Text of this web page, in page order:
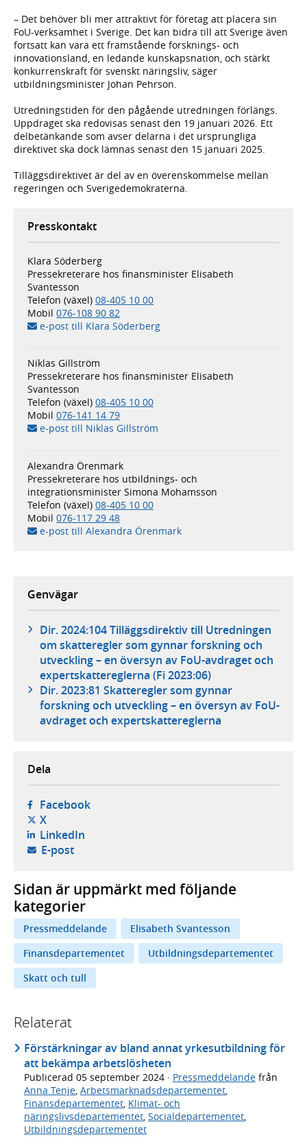
– Det behöver bli mer attraktivt för företag att placera sin
FoU-verksamhet i Sverige. Det kan bidra till att Sverige även
fortsatt kan vara ett framstående forsknings- och
innovationsland, en ledande kunskapsnation, och stärkt
konkurrenskraft för svenskt näringsliv, säger
utbildningsminister Johan Pehrson.
Utredningstiden för den pågående utredningen förlängs.
Uppdraget ska redovisas senast den 19 januari 2026. Ett
delbetänkande som avser delarna i det ursprungliga
direktivet ska dock lämnas senast den 15 januari 2025.
Tilläggsdirektivet är del av en överenskommelse mellan
regeringen och Sverigedemokraterna.
Presskontakt
Klara Söderberg
Pressekreterare hos finansminister Elisabeth
Svantesson
Telefon (växel) 08-405 10 00
Mobil 076-108 90 82
e-post till Klara Söderberg
Niklas Gillström
Pressekreterare hos finansminister Elisabeth
Svantesson
Telefon (växel) 08-405 10 00
Mobil 076-141 14 79
e-post till Niklas Gillström
Alexandra Örenmark
Pressekreterare hos utbildnings- och
integrationsminister Simona Mohamsson
Telefon (växel) 08-405 10 00
Mobil 076-117 29 48
e-post till Alexandra Örenmark
Genvägar
Dir. 2024:104 Tilläggsdirektiv till Utredningen
om skatteregler som gynnar forskning och
utveckling – en översyn av FoU-avdraget och
expertskattereglerna (Fi 2023:06)
Dir. 2023:81 Skatteregler som gynnar
forskning och utveckling – en översyn av FoU-
avdraget och expertskattereglerna
Dela
Facebook- öppnas i ny flik, extern webbplats,
X- öppnas i ny flik, extern webbplats,
LinkedIn- öppnas i ny flik, extern webbplats,
E-post- öppnar din e-postklient,
Sidan är uppmärkt med följande
kategorier
Pressmeddelande
Elisabeth Svantesson
Finansdepartementet
Utbildningsdepartementet
Skatt och tull
Relaterat
Förstärkningar av bland annat yrkesutbildning för
att bekämpa arbetslösheten
Publicerad 05 september 2024 · Pressmeddelande från
Anna Tenje Arbetsmarknadsdepartementet
Finansdepartementet Klimat- och
näringslivsdepartementet Socialdepartementet
Utbildningsdepartementet